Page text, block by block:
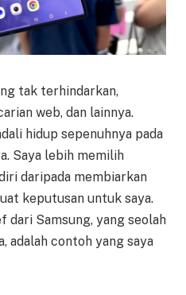
tak terhindarkan,
web, dan lainnya.
hidup sepenuhnya pada
Saya lebih memilih
daripada membiarkan
keputusan untuk saya.
dari Samsung, yang seolah
adalah contoh yang saya